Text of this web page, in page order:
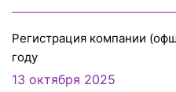
Регистрация компании
году
13 октября 2025